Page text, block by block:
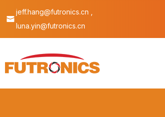
jeff.hang@futronics.cn ,
luna.yin@futronics.cn